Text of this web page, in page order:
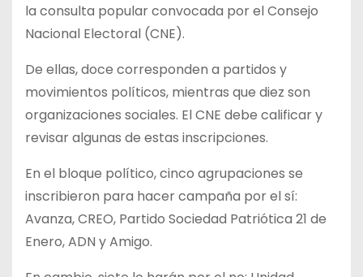
la consulta popular convocada por el Consejo
Nacional Electoral (CNE).
De ellas, doce corresponden a partidos y
movimientos políticos, mientras que diez son
organizaciones sociales. El CNE debe calificar y
revisar algunas de estas inscripciones.
En el bloque político, cinco agrupaciones se
inscribieron para hacer campaña por el sí:
Avanza, CREO, Partido Sociedad Patriótica 21 de
Enero, ADN y Amigo.